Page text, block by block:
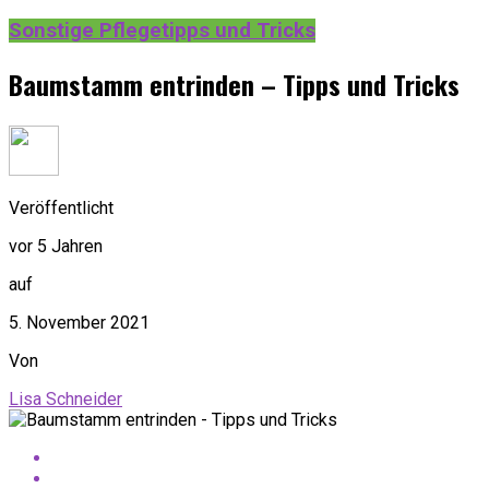
Sonstige Pflegetipps und Tricks
Baumstamm entrinden – Tipps und Tricks
Veröffentlicht
vor 5 Jahren
auf
5. November 2021
Von
Lisa Schneider